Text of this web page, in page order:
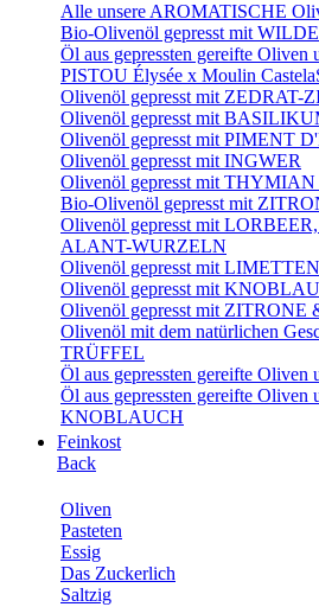
Alle unsere AROMATISCHE
Bio-Olivenöl gepresst mit
Öl aus gepressten gereifte
PISTOU Élysée x Moulin
Olivenöl gepresst mit ZEDRAT-
Olivenöl gepresst mit
Olivenöl gepresst mit PIMENT
Olivenöl gepresst mit INGWER
Olivenöl gepresst mit
Bio-Olivenöl gepresst mit
Olivenöl gepresst mit
ALANT-WURZELN
Olivenöl gepresst mit
Olivenöl gepresst mit
Olivenöl gepresst mit
Olivenöl mit dem natürlichen
TRÜFFEL
Öl aus gepressten gereifte
Öl aus gepressten gereifte
KNOBLAUCH
Feinkost
Back
Oliven
Pasteten
Essig
Das Zuckerlich
Saltzig